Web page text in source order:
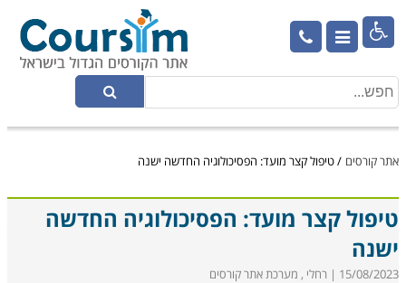

אתר קורסים /טיפול קצר מועד: הפסיכולוגיה החדשה ישנה
טיפול קצר מועד: הפסיכולוגיה החדשה
ישנה
15/08/2023 | רחלי , מערכת אתר קורסים